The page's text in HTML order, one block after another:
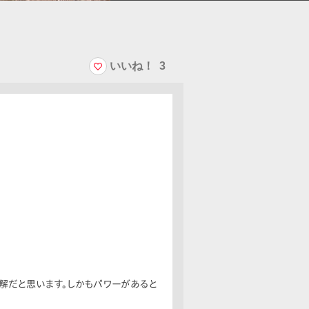
いいね！ 3
と思います。しかもパワーがあると